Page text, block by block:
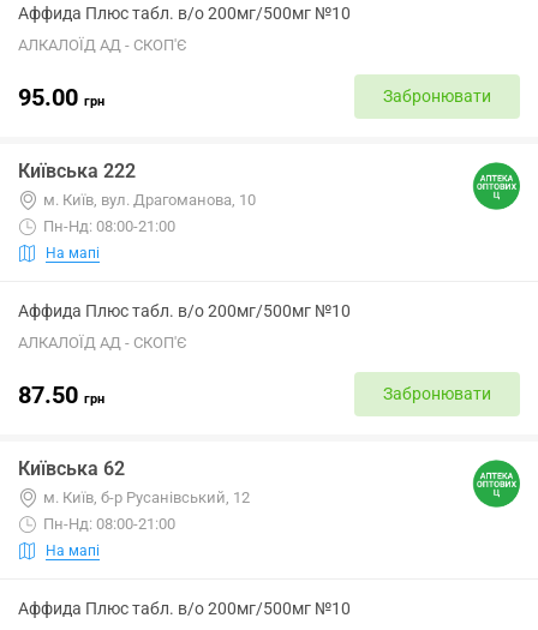
Аффида Плюс табл. в/о 200мг/500мг №10
АЛКАЛОЇД АД - СКОП'Є
95.00 грн Забронювати
Київська 222
м. Київ, вул. Драгоманова, 10
Пн-Нд: 08:00-21:00
На мапі
Аффида Плюс табл. в/о 200мг/500мг №10
АЛКАЛОЇД АД - СКОП'Є
87.50 грн Забронювати
Київська 62
м. Київ, б-р Русанівський, 12
Пн-Нд: 08:00-21:00
На мапі
Аффида Плюс табл. в/о 200мг/500мг №10